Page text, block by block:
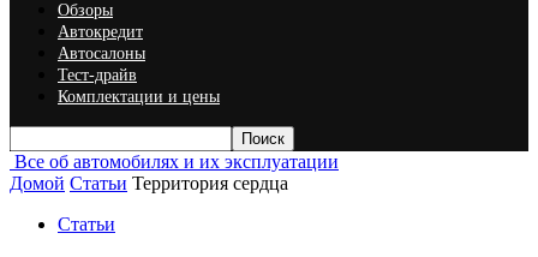
Обзоры
Автокредит
Автосалоны
Тест-драйв
Комплектации и цены
Все об автомобилях и их эксплуатации
Домой Статьи Территория сердца
Статьи